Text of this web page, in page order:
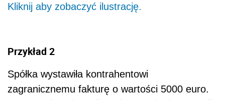
Kliknij aby zobaczyć ilustrację.
Przykład 2
Spółka wystawiła kontrahentowi
zagranicznemu fakturę o wartości 5000 euro.